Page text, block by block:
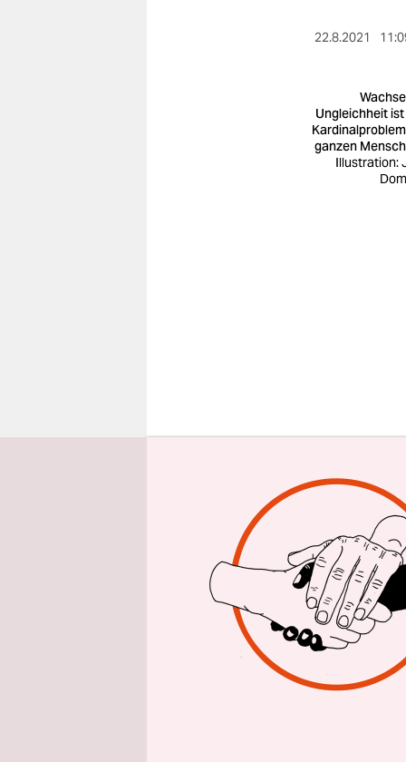
22.8.2021
Ungleichheit
ganzen
Illustration:
E ine
basiert
geraumer
unserer
Jede/r
die
vielmehr